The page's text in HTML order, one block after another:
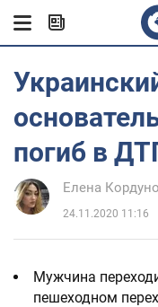
погиб в
Елена
24.11.2020 11:16
Мужчина
пешеходном